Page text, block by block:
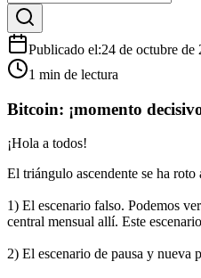
Publicado el:24 de octubre de
1 min de lectura
Bitcoin: ¡momento
¡Hola a todos!
El triángulo ascendente se ha
1) El escenario falso. Podemos
central mensual allí. Este
2) El escenario de pausa y nueva